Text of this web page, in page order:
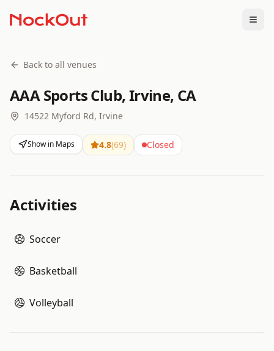
Back to all venues
AAA Sports Club, Irvine, CA
14522 Myford Rd, Irvine
Show in Maps 4.8(69) Closed
Activities
Soccer
Basketball
Volleyball